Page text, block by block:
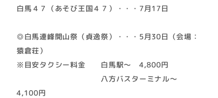
白馬４７（あそび王国４７）・・・7月17日
◎白馬連峰開山祭（貞逸祭）・・・5月30日（会場：
猿倉荘）
※目安タクシー料金 白馬駅～ 4,800円
八方バスターミナル～
4,100円